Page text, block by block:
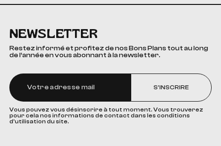
NEWSLETTER
Restez informé et profitez de nos Bons Plans tout au long
de l’année en vous abonnant à la newsletter.
S'INSCRIRE
Vous pouvez vous désinscrire à tout moment. Vous trouverez
pour cela nos informations de contact dans les conditions
d'utilisation du site.